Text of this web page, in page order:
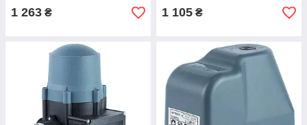
1 263 ₴ 1 105 ₴